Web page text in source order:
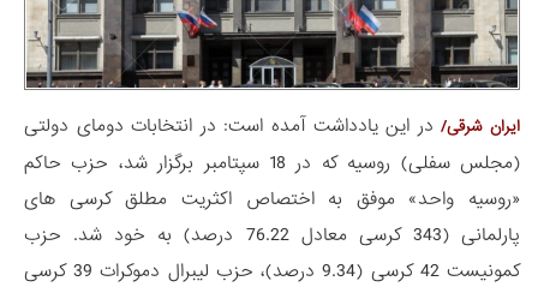
ایران شرقی/در این یادداشت آمده است: در انتخابات دومای دولتی
(مجلس سفلی) روسیه که در 18 سپتامبر برگزار شد، حزب حاکم
«روسیه واحد» موفق به اختصاص اکثریت مطلق کرسی های
پارلمانی (343 کرسی معادل 76.22 درصد) به خود شد. حزب
کمونیست 42 کرسی (9.34 درصد)، حزب لیبرال دموکرات 39 کرسی